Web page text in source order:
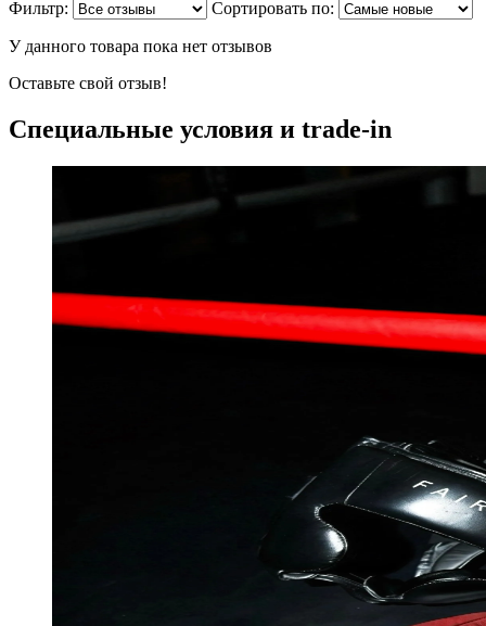
Фильтр: Сортировать по:
У данного товара пока нет отзывов
Оставьте свой отзыв!
Специальные условия и trade-in